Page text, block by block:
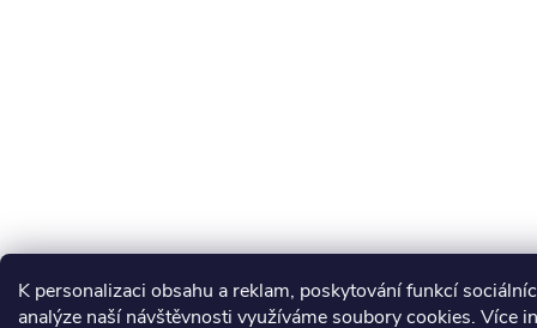
K personalizaci obsahu a reklam, poskytování funkcí
analýze naší návštěvnosti využíváme soubory cookies. Více